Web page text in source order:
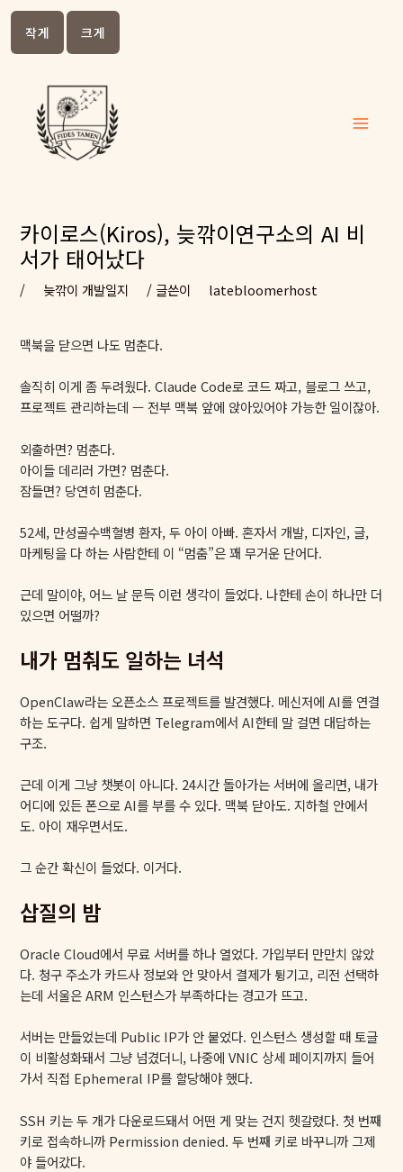
작게 크게
카이로스(Kiros), 늦깎이연구소의 AI 비
서가 태어났다
/ 늦깎이 개발일지 / 글쓴이 latebloomerhost
맥북을 닫으면 나도 멈춘다.
솔직히 이게 좀 두려웠다. Claude Code로 코드 짜고, 블로그 쓰고,
프로젝트 관리하는데 — 전부 맥북 앞에 앉아있어야 가능한 일이잖아.
외출하면? 멈춘다.
아이들 데리러 가면? 멈춘다.
잠들면? 당연히 멈춘다.
52세, 만성골수백혈병 환자, 두 아이 아빠. 혼자서 개발, 디자인, 글,
마케팅을 다 하는 사람한테 이 “멈춤”은 꽤 무거운 단어다.
근데 말이야, 어느 날 문득 이런 생각이 들었다. 나한테 손이 하나만 더
있으면 어떨까?
내가 멈춰도 일하는 녀석
OpenClaw라는 오픈소스 프로젝트를 발견했다. 메신저에 AI를 연결
하는 도구다. 쉽게 말하면 Telegram에서 AI한테 말 걸면 대답하는
구조.
근데 이게 그냥 챗봇이 아니다. 24시간 돌아가는 서버에 올리면, 내가
어디에 있든 폰으로 AI를 부를 수 있다. 맥북 닫아도. 지하철 안에서
도. 아이 재우면서도.
그 순간 확신이 들었다. 이거다.
삽질의 밤
Oracle Cloud에서 무료 서버를 하나 열었다. 가입부터 만만치 않았
다. 청구 주소가 카드사 정보와 안 맞아서 결제가 튕기고, 리전 선택하
는데 서울은 ARM 인스턴스가 부족하다는 경고가 뜨고.
서버는 만들었는데 Public IP가 안 붙었다. 인스턴스 생성할 때 토글
이 비활성화돼서 그냥 넘겼더니, 나중에 VNIC 상세 페이지까지 들어
가서 직접 Ephemeral IP를 할당해야 했다.
SSH 키는 두 개가 다운로드돼서 어떤 게 맞는 건지 헷갈렸다. 첫 번째
키로 접속하니까 Permission denied. 두 번째 키로 바꾸니까 그제
야 들어갔다.